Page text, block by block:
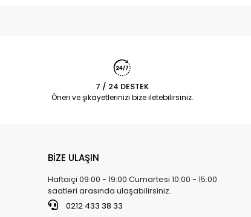
7 / 24 DESTEK
Öneri ve şikayetlerinizi bize iletebilirsiniz.
BİZE ULAŞIN
Haftaiçi 09:00 - 19:00 Cumartesi 10:00 - 15:00
saatleri arasında ulaşabilirsiniz.
0212 433 38 33